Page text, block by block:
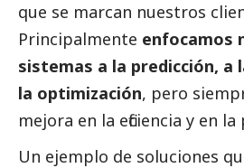
que se marcan nuestros
Principalmente enfocamos
sistemas a la predicción, a
la optimización, pero
mejora en la eficiencia y en
Un ejemplo de soluciones